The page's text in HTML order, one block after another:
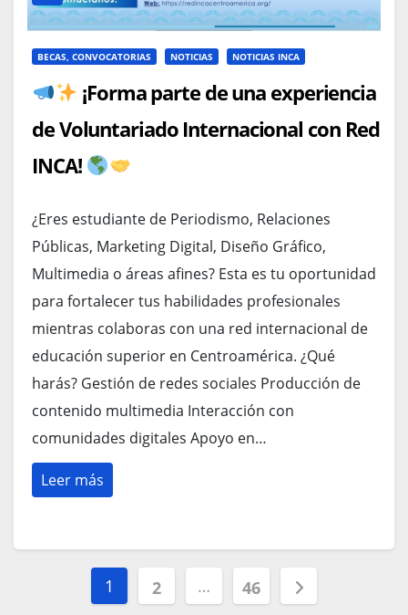
BECAS, CONVOCATORIAS NOTICIAS NOTICIAS INCA
¡Forma parte de una experiencia
de Voluntariado Internacional con Red
INCA!
¿Eres estudiante de Periodismo, Relaciones
Públicas, Marketing Digital, Diseño Gráfico,
Multimedia o áreas afines? Esta es tu oportunidad
para fortalecer tus habilidades profesionales
mientras colaboras con una red internacional de
educación superior en Centroamérica. ¿Qué
harás? Gestión de redes sociales Producción de
contenido multimedia Interacción con
comunidades digitales Apoyo en…
Leer más
Paginación
1 2 … 46